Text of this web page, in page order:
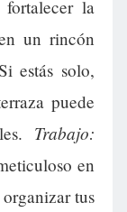
fortalecer la
un rincón
estás solo,
puede
Trabajo:
en
tus